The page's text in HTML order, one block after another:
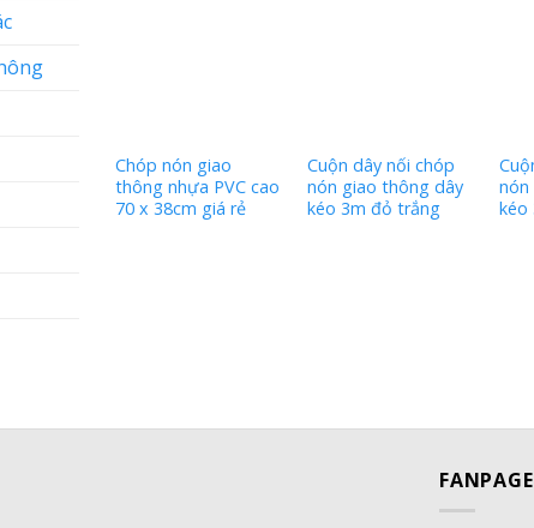
Chóp nón giao
thông nhựa PVC cao
70 x 38cm giá rẻ
Cuộn dây nối chóp
nón giao thông dây
kéo 3m đỏ trắng
nón
kéo